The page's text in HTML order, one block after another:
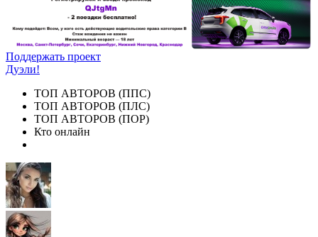
Поддержать проект
Дуэли!
ТОП АВТОРОВ (ППС)
ТОП АВТОРОВ (ПЛС)
ТОП АВТОРОВ (ПОР)
Кто онлайн